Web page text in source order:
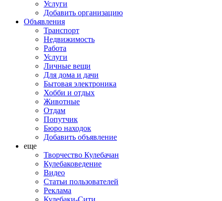
Услуги
Добавить организацию
Объявления
Транспорт
Недвижимость
Работа
Услуги
Личные вещи
Для дома и дачи
Бытовая электроника
Хобби и отдых
Животные
Отдам
Попутчик
Бюро находок
Добавить объявление
еще
Творчество Кулебачан
Кулебаковедение
Видео
Статьи пользователей
Реклама